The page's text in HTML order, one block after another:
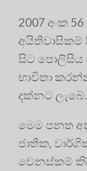
2007 අංක
අයිතිවාසිකම්
සිට පොලිසිය
භාවිතා
දක්නට ලැබේ.
මෙම පනත
ජාතික,
වෙනස්කම්